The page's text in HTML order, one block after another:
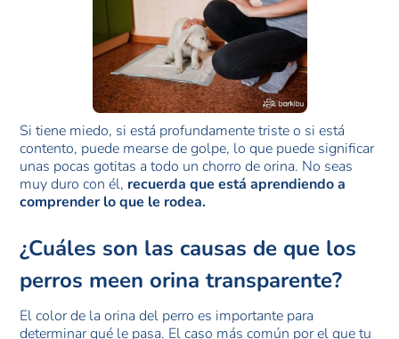
Si tiene miedo, si está profundamente triste o si está
contento, puede mearse de golpe, lo que puede significar
unas pocas gotitas a todo un chorro de orina. No seas
muy duro con él, recuerda que está aprendiendo a
comprender lo que le rodea.
¿Cuáles son las causas de que los
perros meen orina transparente?
El color de la orina del perro es importante para
determinar qué le pasa. El caso más común por el que tu